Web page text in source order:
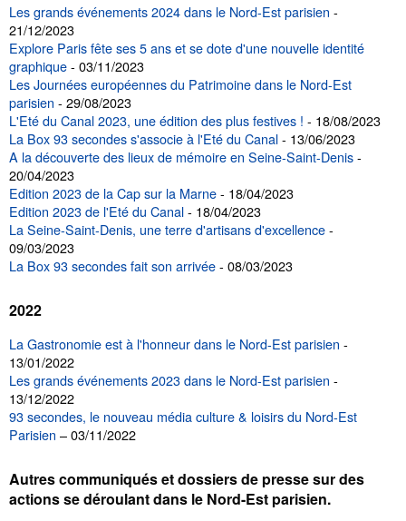
Les grands événements 2024 dans le Nord-Est parisien -
21/12/2023
Explore Paris fête ses 5 ans et se dote d'une nouvelle identité
graphique- 03/11/2023
Les Journées européennes du Patrimoine dans le Nord-Est
parisien - 29/08/2023
L'Eté du Canal 2023, une édition des plus festives ! - 18/08/2023
La Box 93 secondes s'associe à l'Eté du Canal- 13/06/2023
A la découverte des lieux de mémoire en Seine-Saint-Denis-
20/04/2023
Edition 2023 de la Cap sur la Marne- 18/04/2023
Edition 2023 de l'Eté du Canal- 18/04/2023
La Seine-Saint-Denis, une terre d'artisans d'excellence-
09/03/2023
La Box 93 secondes fait son arrivée- 08/03/2023
2022
La Gastronomie est à l'honneur dans le Nord-Est parisien -
13/01/2022
Les grands événements 2023 dans le Nord-Est parisien -
13/12/2022
93 secondes, le nouveau média culture & loisirs du Nord-Est
Parisien – 03/11/2022
Autres communiqués et dossiers de presse sur des
actions se déroulant dans le Nord-Est parisien.